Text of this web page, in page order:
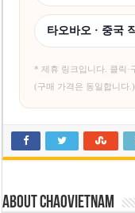
타오바오 · 중국
* 제휴 링크입니다. 클릭·
(구매 가격은 동일합니다.)
About chaovietnam